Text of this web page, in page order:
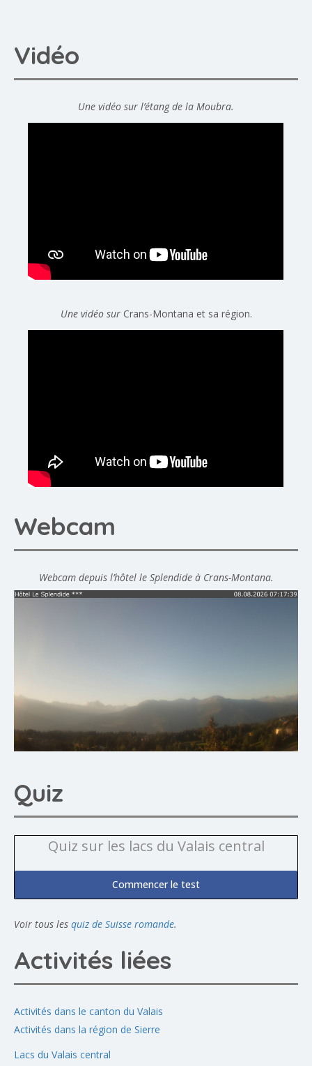
Vidéo
Une vidéo sur l’étang de la Moubra.
Une vidéo sur Crans-Montana et sa région.
Webcam
Webcam depuis l’hôtel le Splendide à Crans-Montana.
Quiz
Quiz sur les lacs du Valais central
Commencer le test
Voir tous les quiz de Suisse romande.
Activités liées
Activités dans le canton du Valais
Activités dans la région de Sierre
Lacs du Valais central